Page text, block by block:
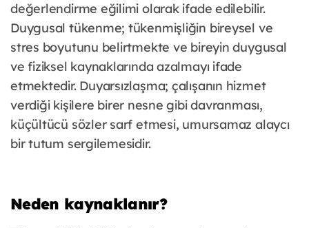
değerlendirme eğilimi olarak ifade edilebilir.
Duygusal tükenme; tükenmişliğin bireysel ve
stres boyutunu belirtmekte ve bireyin duygusal
ve fiziksel kaynaklarında azalmayı ifade
etmektedir. Duyarsızlaşma; çalışanın hizmet
verdiği kişilere birer nesne gibi davranması,
küçültücü sözler sarf etmesi, umursamaz alaycı
bir tutum sergilemesidir.
Neden kaynaklanır?